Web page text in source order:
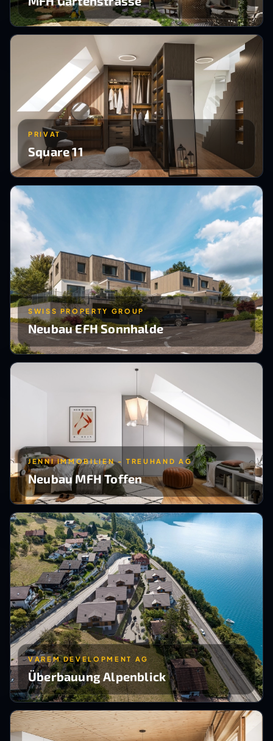
PRIVAT
Square 11
SWISS PROPERTY GROUP
Neubau EFH Sonnhalde
JENNI IMMOBILIEN - TREUHAND AG
Neubau MFH Toffen
VAREM DEVELOPMENT AG
Überbauung Alpenblick